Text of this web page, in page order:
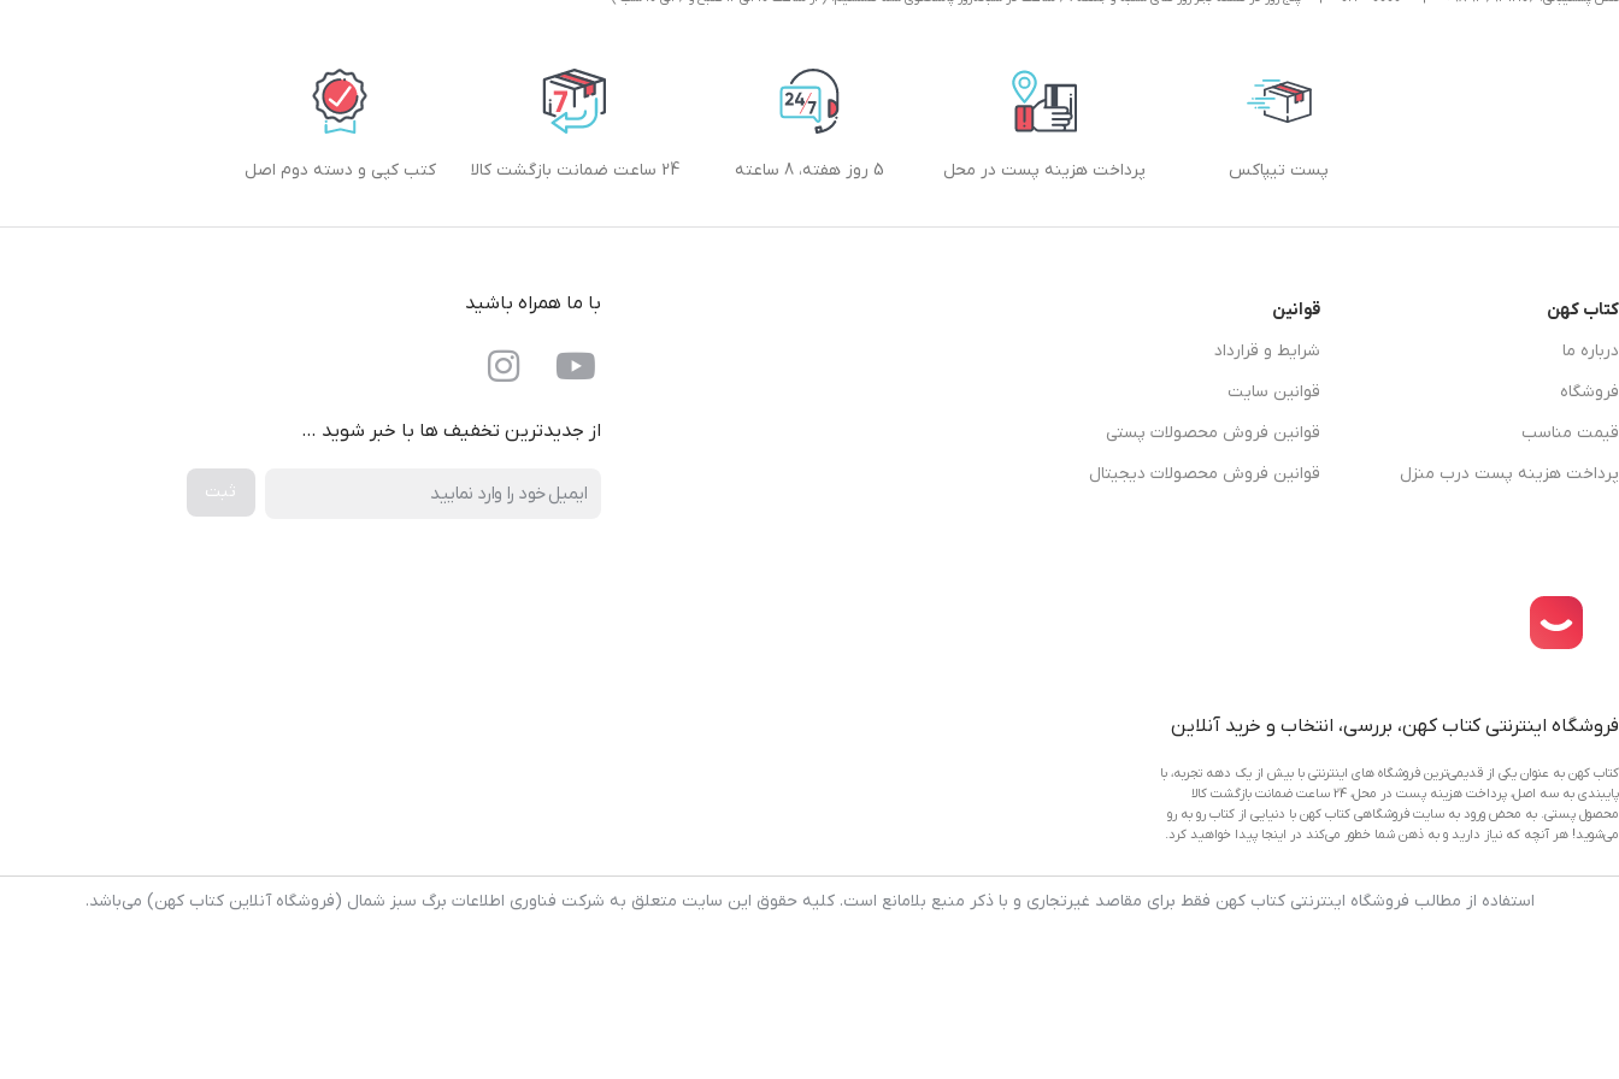
پست تیپاکس پرداخت هزینه پست در محل 5 روز هفته، 8 ساعته 24 ساعت ضمانت بازگشت کالا کتب کپی و دسته دوم اصل
کتاب کهن
درباره ما
فروشگاه
قیمت مناسب
پرداخت هزینه پست درب منزل
قوانین
شرایط و قرارداد
قوانین سایت
قوانین فروش محصولات پستی
قوانین فروش محصولات دیجیتال
با ما همراه باشید
از جدیدترین تخفیف ها با خبر شوید …
فروشگاه اینترنتی کتاب کهن، بررسی، انتخاب و خرید آنلاین
کتاب کهن به عنوان یکی از قدیمی‌ترین فروشگاه های اینترنتی با بیش از یک دهه تجربه، با
پایبندی به سه اصل، پرداخت هزینه پست در محل، 24 ساعت ضمانت بازگشت کالا
محصول پستی. به محض ورود به سایت فروشگاهی کتاب کهن با دنیایی از کتاب رو به رو
می‌شوید! هر آنچه که نیاز دارید و به ذهن شما خطور می‌کند در اینجا پیدا خواهید کرد.
استفاده از مطالب فروشگاه اینترنتی کتاب کهن فقط برای مقاصد غیرتجاری و با ذکر منبع بلامانع است. کلیه حقوق این سایت متعلق به شرکت فناوری اطلاعات برگ سبز شمال (فروشگاه آنلاین کتاب کهن) می‌باشد.